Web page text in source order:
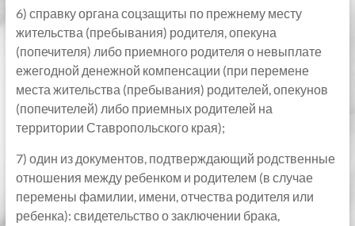
6) справку органа соцзащиты по прежнему месту
жительства (пребывания) родителя, опекуна
(попечителя) либо приемного родителя о невыплате
ежегодной денежной компенсации (при перемене
места жительства (пребывания) родителей, опекунов
(попечителей) либо приемных родителей на
территории Ставропольского края);
7) один из документов, подтверждающий родственные
отношения между ребенком и родителем (в случае
перемены фамилии, имени, отчества родителя или
ребенка): свидетельство о заключении брака,